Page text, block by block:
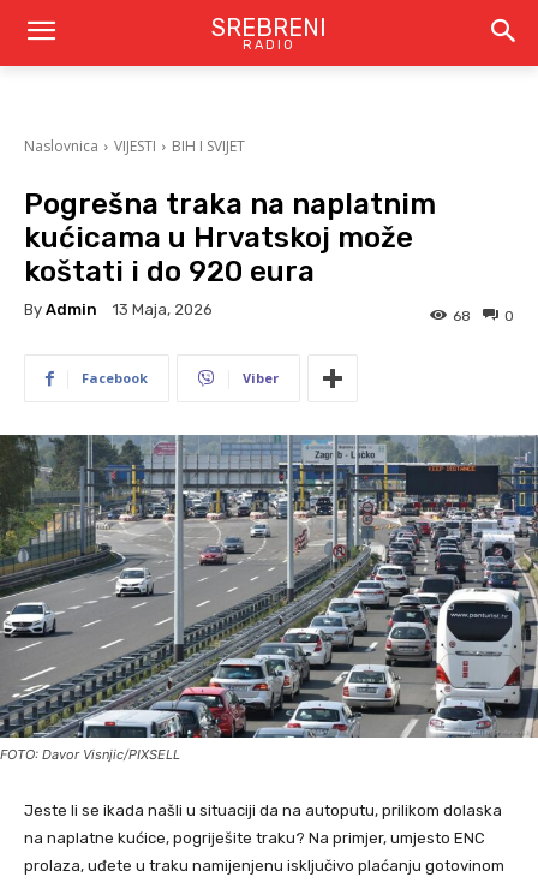
SREBRENI
RADIO
Naslovnica VIJESTI BIH I SVIJET
Pogrešna traka na naplatnim
kućicama u Hrvatskoj može
koštati i do 920 eura
By Admin 13 Maja, 2026 0
68
Facebook Viber
FOTO: Davor Visnjic/PIXSELL
Jeste li se ikada našli u situaciji da na autoputu, prilikom dolaska
na naplatne kućice, pogriješite traku? Na primjer, umjesto ENC
prolaza, uđete u traku namijenjenu isključivo plaćanju gotovinom